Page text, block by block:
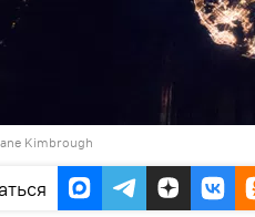
Kimbrough